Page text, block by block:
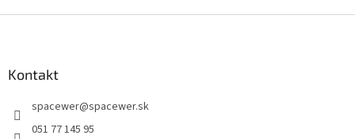
i
Kontakt
spacewer@spacewer.sk
051 77 145 95